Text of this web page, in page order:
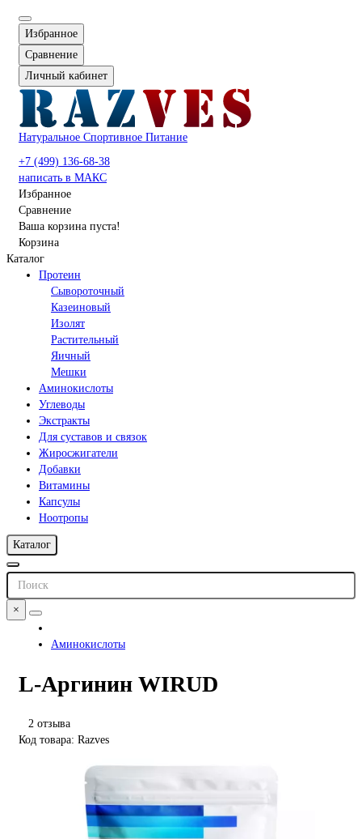
Избранное
Сравнение
Личный кабинет
Натуральное Спортивное Питание
+7 (499) 136-68-38
написать в МАКС
Избранное
Сравнение
Ваша корзина пуста!
Корзина
Каталог
Протеин
Сывороточный
Казеиновый
Изолят
Растительный
Яичный
Мешки
Аминокислоты
Углеводы
Экстракты
Для суставов и связок
Жиросжигатели
Добавки
Витамины
Капсулы
Ноотропы
Каталог
×
Аминокислоты
L-Аргинин WIRUD
2 отзыва
Код товара: Razves